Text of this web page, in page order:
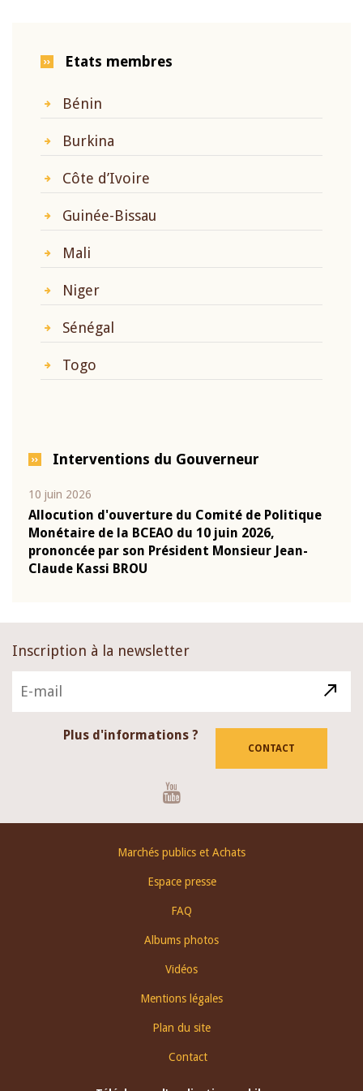
Etats membres
Bénin
Burkina
Côte d’Ivoire
Guinée-Bissau
Mali
Niger
Sénégal
Togo
Interventions du Gouverneur
10 juin 2026
Allocution d'ouverture du Comité de Politique
Monétaire de la BCEAO du 10 juin 2026,
prononcée par son Président Monsieur Jean-
Claude Kassi BROU
Inscription à la newsletter
Plus d'informations ?
CONTACT
Marchés publics et Achats
Espace presse
FAQ
Albums photos
Vidéos
Mentions légales
Plan du site
Contact